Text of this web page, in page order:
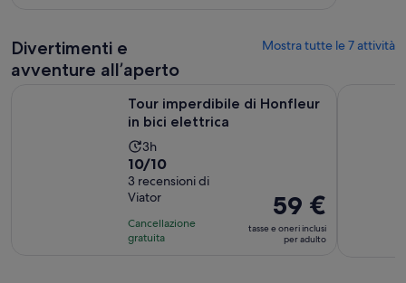
Divertimenti e
avventure all’aperto
Mostra tutte le 7 attività
Tour imperdibile di Honfleur
in bici elettrica
L’attività
dura
3
ore
3h
Valutazione
di
10.0
su
10,
10/10
3 recensioni di
Viator
Cancellazione
gratuita
Il
prezzo
è
59 €
tasse e oneri inclusi
per adulto